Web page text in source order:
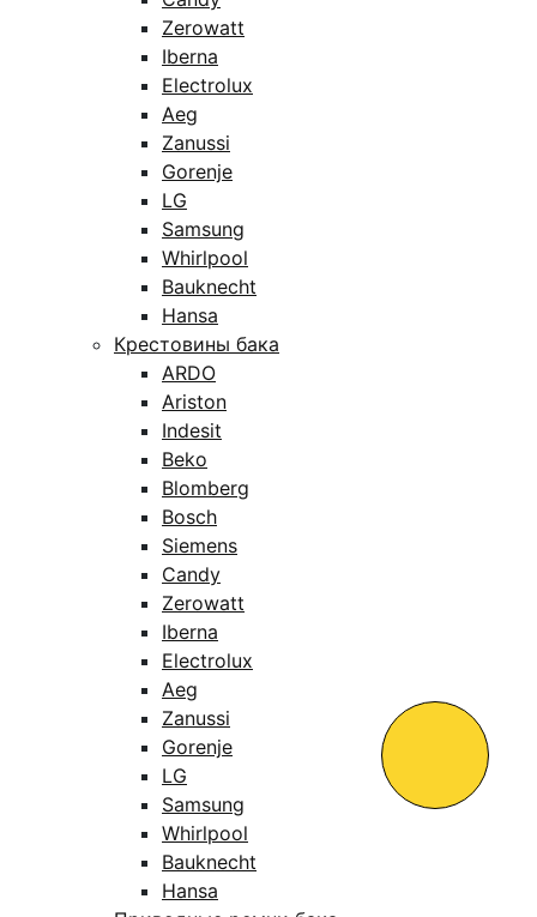
Zerowatt
Iberna
Electrolux
Aeg
Zanussi
Gorenje
LG
Samsung
Whirlpool
Bauknecht
Hansa
Крестовины бака
ARDO
Ariston
Indesit
Beko
Blomberg
Bosch
Siemens
Candy
Zerowatt
Iberna
Electrolux
Aeg
Zanussi
Gorenje
LG
Samsung
Whirlpool
Bauknecht
Hansa